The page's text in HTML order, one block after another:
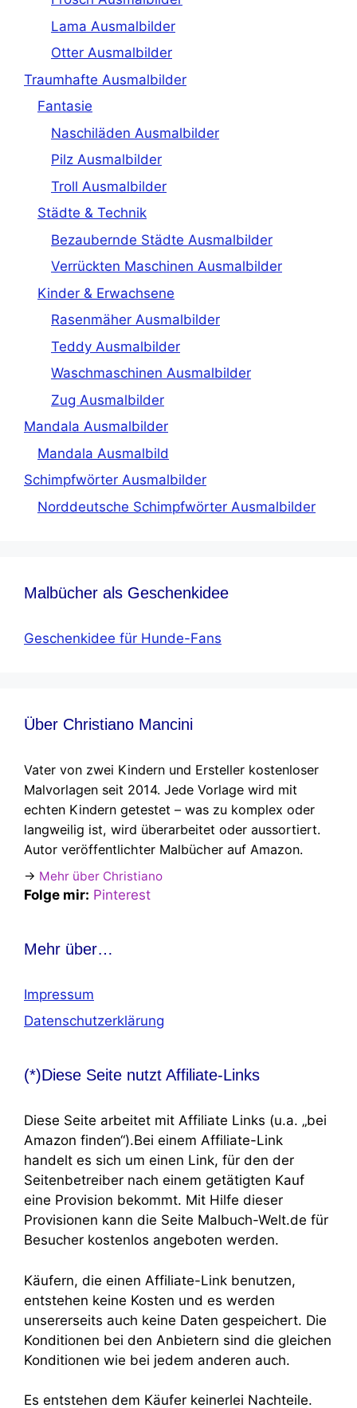
Lama Ausmalbilder
Otter Ausmalbilder
Traumhafte Ausmalbilder
Fantasie
Naschiläden Ausmalbilder
Pilz Ausmalbilder
Troll Ausmalbilder
Städte & Technik
Bezaubernde Städte Ausmalbilder
Verrückten Maschinen Ausmalbilder
Kinder & Erwachsene
Rasenmäher Ausmalbilder
Teddy Ausmalbilder
Waschmaschinen Ausmalbilder
Zug Ausmalbilder
Mandala Ausmalbilder
Mandala Ausmalbild
Schimpfwörter Ausmalbilder
Norddeutsche Schimpfwörter Ausmalbilder
Malbücher als Geschenkidee
Geschenkidee für Hunde-Fans
Über Christiano Mancini
Vater von zwei Kindern und Ersteller kostenloser
Malvorlagen seit 2014. Jede Vorlage wird mit
echten Kindern getestet – was zu komplex oder
langweilig ist, wird überarbeitet oder aussortiert.
Autor veröffentlichter Malbücher auf Amazon.
→ Mehr über Christiano
Folge mir: Pinterest
Mehr über…
Impressum
Datenschutzerklärung
(*)Diese Seite nutzt Affiliate-Links
Diese Seite arbeitet mit Affiliate Links (u.a. „bei
Amazon finden“).Bei einem Affiliate-Link
handelt es sich um einen Link, für den der
Seitenbetreiber nach einem getätigten Kauf
eine Provision bekommt. Mit Hilfe dieser
Provisionen kann die Seite Malbuch-Welt.de für
Besucher kostenlos angeboten werden.
Käufern, die einen Affiliate-Link benutzen,
entstehen keine Kosten und es werden
unsererseits auch keine Daten gespeichert. Die
Konditionen bei den Anbietern sind die gleichen
Konditionen wie bei jedem anderen auch.
Es entstehen dem Käufer keinerlei Nachteile.